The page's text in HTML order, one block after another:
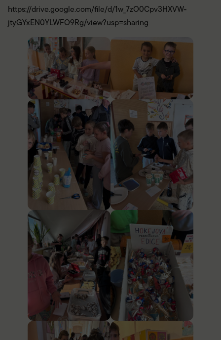
https://drive.google.com/file/d/1w_7zO0Cpv3HXVW-
jtyGYxEN0YLWFO9Rg/view?usp=sharing